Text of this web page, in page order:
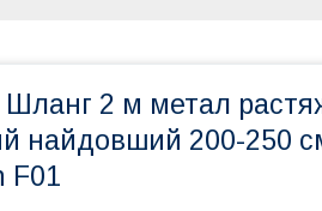
2 м метал
найдовший 200-250
F01